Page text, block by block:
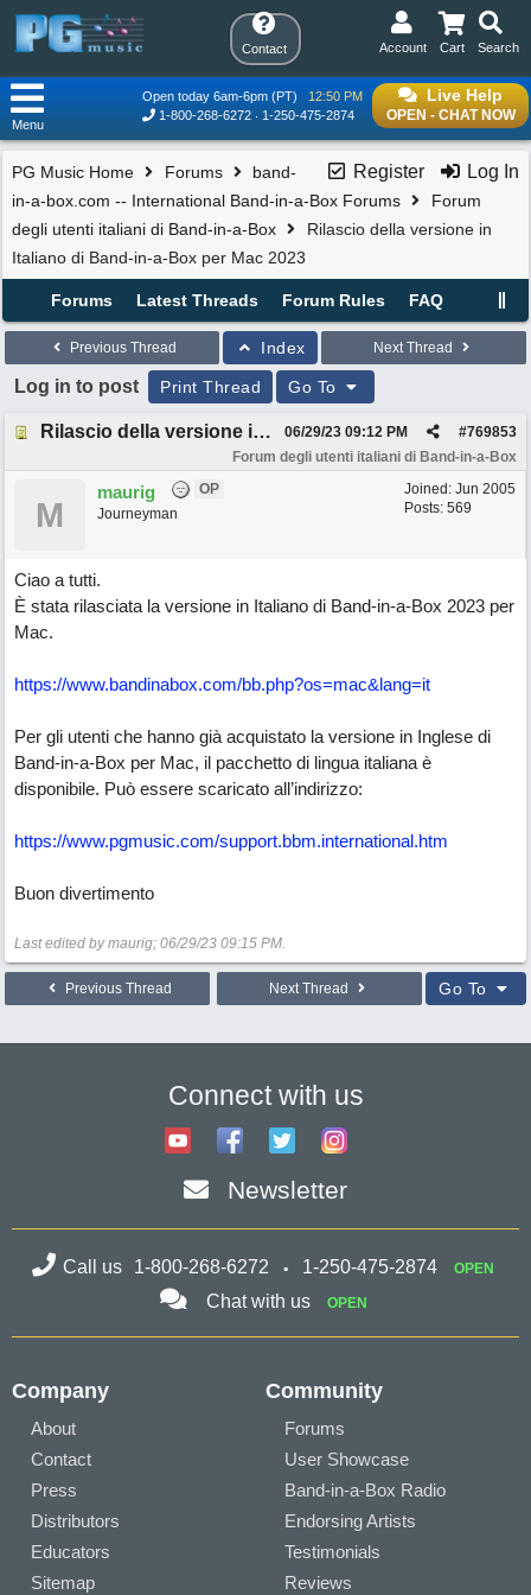
Contact Search
Cart
Account
Live Help
OPEN - CHAT NOW
Open today 6am-6pm (PT)
12:50 PM
1-800-268-6272
1-250-475-2874
Menu
Register Log In
PG Music Home Forums
band-
in-a-box.com -- International Band-in-a-Box Forums
Forum
degli utenti italiani di Band-in-a-Box
Rilascio della versione in
Italiano di Band-in-a-Box per Mac 2023
Forums Latest Threads Forum Rules FAQ
Previous Thread Index Next Thread
Log in to post Print Thread Go To
Rilascio della versione in Italiano di Band-in-a-Box per Mac 2023 #769853
06/29/23 09:12 PM
Forum degli utenti italiani di Band-in-a-Box
Joined: Jun 2005
Posts: 569
M
maurig
OP
Journeyman
Ciao a tutti.
È stata rilasciata la versione in Italiano di Band-in-a-Box 2023 per
Mac.
https://www.bandinabox.com/bb.php?os=mac&lang=it
Per gli utenti che hanno già acquistato la versione in Inglese di
Band-in-a-Box per Mac, il pacchetto di lingua italiana è
disponibile. Può essere scaricato all’indirizzo:
https://www.pgmusic.com/support.bbm.international.htm
Buon divertimento
Last edited by maurig; 06/29/23 09:15 PM.
Previous Thread Next Thread Go To
Connect with us
Newsletter
Call us 1-800-268-6272 1-250-475-2874 OPEN
Chat with us OPEN
Company
About
Contact
Press
Distributors
Educators
Sitemap
Community
Forums
User Showcase
Band-in-a-Box Radio
Endorsing Artists
Testimonials
Reviews